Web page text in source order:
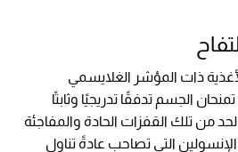
ذات المؤشر الغلايسمي
الجسم تدفقًا تدريجيًا وثابتًا
من تلك القفزات الحادة والمفاجئة
التي تصاحب عادةً تناول